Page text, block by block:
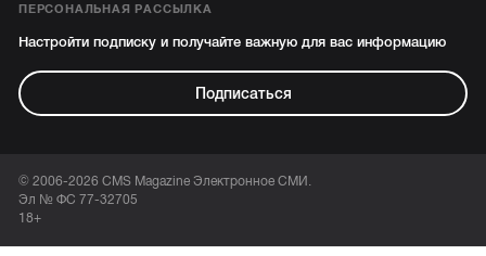
ПЕРСОНАЛЬНАЯ РАССЫЛКА
Настройти подписку и получайте важную для вас информацию
Подписаться
© 2006-2026 CMS Magazine Электронное СМИ.
Эл № ФС 77-32705
18+